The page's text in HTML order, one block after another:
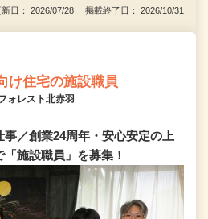
新日： 2026/07/28 掲載終了日： 2026/10/31
け住宅の施設職員
ォレスト北赤羽
／創業24周年・安心安定の上
施設職員」を募集！